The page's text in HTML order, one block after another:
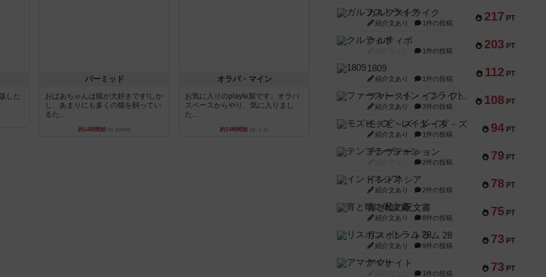
した
パーミッド
おばあちゃんは猫が大好きです!しか
し、あまりにも多くの猫を飼ってい
るた...
約14時間前by jurong
オラパ・マイン
お気に入りのplayte製です。オラパ
スペースからやり、気に入りまし
た...
約14時間前 by くみ
217 PT
ガルフストライク
紹介文あり 1件の投稿
203 PT
クルティボ
1件の投稿
112 PT
1809
紹介文あり 1件の投稿
108 PT
ファースト・イン・フライト
紹介文あり 3件の投稿
94 PT
モズビ－ズ・レイダ－ズ
紹介文あり 1件の投稿
79 PT
テンプテーション
2件の投稿
78 PT
インドネシア
紹介文あり 2件の投稿
75 PT
宵と暁の呪文書
紹介文あり 8件の投稿
73 PT
リスボン・トラム 28
紹介文あり 9件の投稿
73 PT
アマナイト
1件の投稿